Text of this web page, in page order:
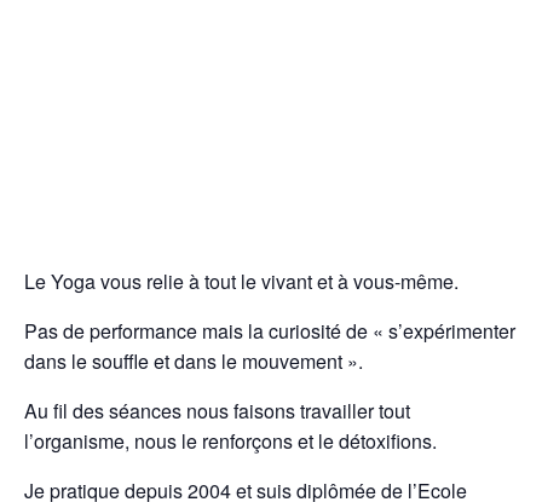
Le Yoga vous relie à tout le vivant et à vous-même.
Pas de performance mais la curiosité de « s’expérimenter
dans le souffle et dans le mouvement ».
Au fil des séances nous faisons travailler tout
l’organisme, nous le renforçons et le détoxifions.
Je pratique depuis 2004 et suis diplômée de l’Ecole